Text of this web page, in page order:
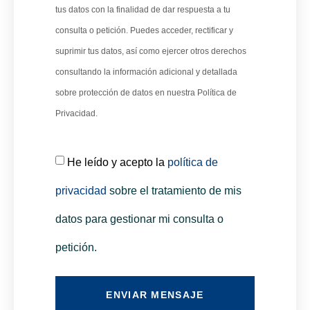
tus datos con la finalidad de dar respuesta a tu
consulta o petición. Puedes acceder, rectificar y
suprimir tus datos, así como ejercer otros derechos
consultando la información adicional y detallada
sobre protección de datos en nuestra Política de
Privacidad.
He leído y acepto la política de
privacidad sobre el tratamiento de mis
datos para gestionar mi consulta o
petición.
ENVIAR MENSAJE